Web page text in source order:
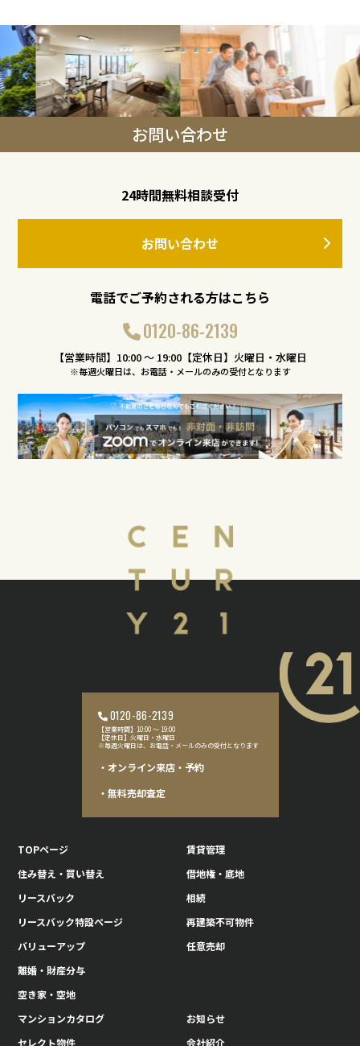
お問い合わせ
24時間無料相談受付
お問い合わせ
電話でご予約される方はこちら
0120-86-2139
【営業時間】10:00 〜 19:00【定休日】火曜日・水曜日
※毎週火曜日は、お電話・メールのみの受付となります
0120-86-2139
【営業時間】10:00 〜 19:00
【定休日】火曜日・水曜日
※毎週火曜日は、お電話・メールのみの受付となります
・オンライン来店・予約
・無料売却査定
TOPページ
住み替え・買い替え
リースバック
リースバック特設ページ
バリューアップ
離婚・財産分与
空き家・空地
賃貸管理
借地権・底地
相続
再建築不可物件
任意売却
マンションカタログ
セレクト物件
お知らせ
会社紹介